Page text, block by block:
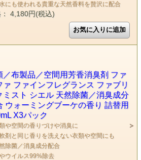
水にも使われる貴重な天然香料を贅沢に配合
4,180円(税込)
／布製品／空間用芳香消臭剤 ファ
ァ ファインフレグランス ファブリ
ミスト シエル 天然除菌／消臭成分
ウォーミングブーケの香り 詰替用
X3パック
や空間の香りづけや消臭に
軟剤と同じ香りを洗えない衣類や空間にも
除菌／消臭成分配合
ウイルス99%除去